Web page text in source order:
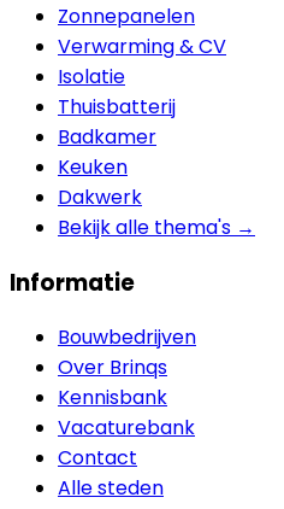
Zonnepanelen
Verwarming & CV
Isolatie
Thuisbatterij
Badkamer
Keuken
Dakwerk
Bekijk alle thema's →
Informatie
Bouwbedrijven
Over Brinqs
Kennisbank
Vacaturebank
Contact
Alle steden